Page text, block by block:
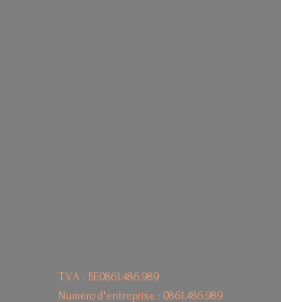
T.V.A : BE0861.486.989
Numéro d'entreprise : 0861.486.989